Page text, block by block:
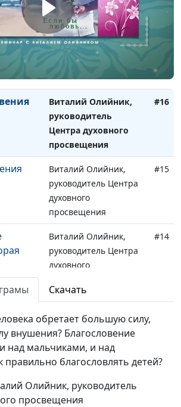
просвещения
Виталий Олийник,
руководитель Центра
духовного
просвещения
Виталий Олийник,
руководитель
Центра духовного
просвещения
#16
Виталий Олийник,
руководитель Центра
духовного
просвещения
#15
Виталий Олийник,
руководитель Центра
духовного
#14
Виталий Олийник,
руководитель Центра
духовного
просвещения
#13
мифы
руководитель Центра
духовного
Скачать
обретает большую силу,
внушения? Благословение
над мальчиками, и над
правильно благословлять детей?
Олийник, руководитель
просвещения